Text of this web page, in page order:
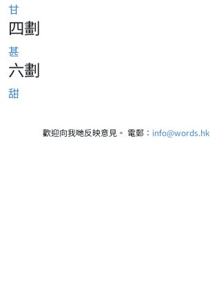
甘
四劃
甚
六劃
甜
歡迎向我哋反映意見。 電郵： info@words.hk